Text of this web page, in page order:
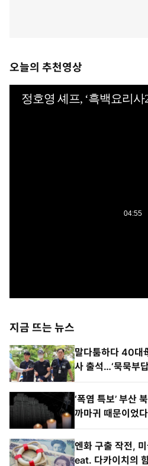
오늘의 추천영상
지금 뜨는 뉴스
말다툼하다 40대
사 출석…‘묵묵부
‘폭염 특보’ 부산
까마귀 때문이었다
엔화 구출 작전,
eat. 다카이치의